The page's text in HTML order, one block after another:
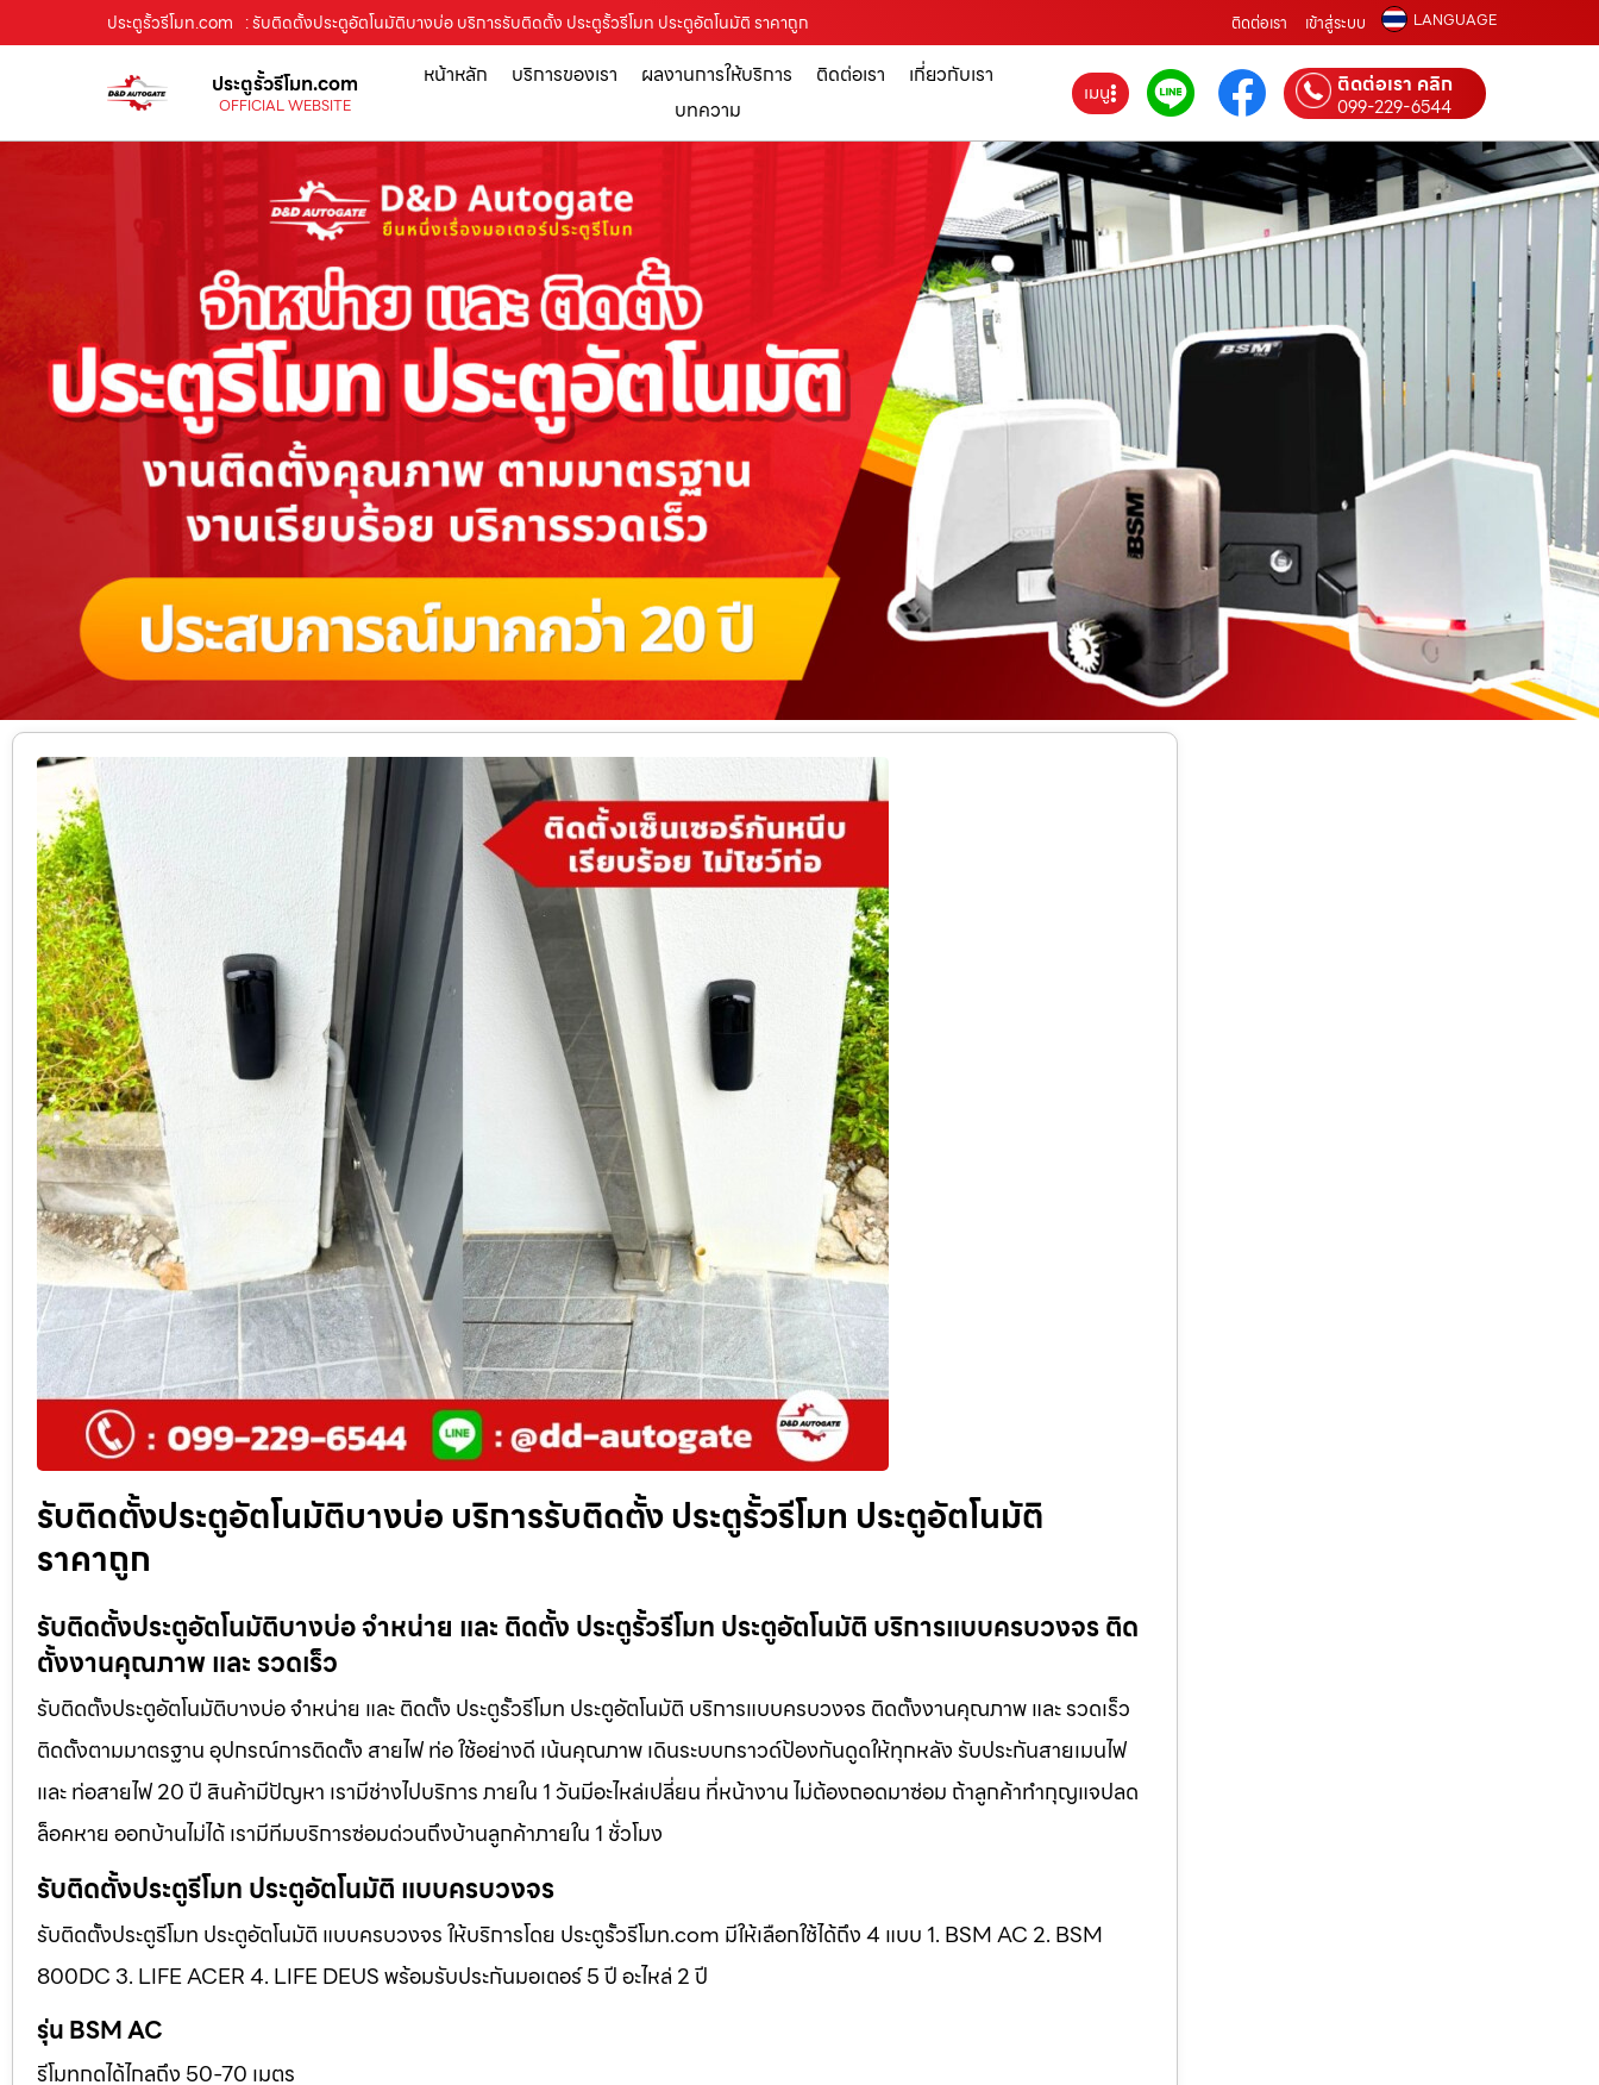
ประตูรั้วรีโมท.com : รับติดตั้งประตูอัตโนมัติบางบ่อ บริการรับติดตั้ง ประตูรั้วรีโมท ประตูอัตโนมัติ ราคาถูก ติดต่อเรา เข้าสู่ระบบ LANGUAGE
ประตูรั้วรีโมท.com
OFFICIAL WEBSITE
หน้าหลัก บริการของเรา ผลงานการให้บริการ ติดต่อเรา
เกี่ยวกับเรา
บทความ
เมนู ติดต่อเรา คลิก
099-229-6544
รับติดตั้งประตูอัตโนมัติบางบ่อ บริการรับติดตั้ง ประตูรั้วรีโมท ประตูอัตโนมัติ
ราคาถูก
รับติดตั้งประตูอัตโนมัติบางบ่อ จำหน่าย และ ติดตั้ง ประตูรั้วรีโมท ประตูอัตโนมัติ บริการแบบครบวงจร ติด
ตั้งงานคุณภาพ และ รวดเร็ว
รับติดตั้งประตูอัตโนมัติบางบ่อ จำหน่าย และ ติดตั้ง ประตูรั้วรีโมท ประตูอัตโนมัติ บริการแบบครบวงจร ติดตั้งงานคุณภาพ และ รวดเร็ว
ติดตั้งตามมาตรฐาน อุปกรณ์การติดตั้ง สายไฟ ท่อ ใช้อย่างดี เน้นคุณภาพ เดินระบบกราวด์ป้องกันดูดให้ทุกหลัง รับประกันสายเมนไฟ
และ ท่อสายไฟ 20 ปี สินค้ามีปัญหา เรามีช่างไปบริการ ภายใน 1 วันมีอะไหล่เปลี่ยน ที่หน้างาน ไม่ต้องถอดมาซ่อม ถ้าลูกค้าทำกุญแจปลด
ล็อคหาย ออกบ้านไม่ได้ เรามีทีมบริการซ่อมด่วนถึงบ้านลูกค้าภายใน 1 ชั่วโมง
รับติดตั้งประตูรีโมท ประตูอัตโนมัติ แบบครบวงจร
รับติดตั้งประตูรีโมท ประตูอัตโนมัติ แบบครบวงจร ให้บริการโดย ประตูรั้วรีโมท.com มีให้เลือกใช้ได้ถึง 4 แบบ 1. BSM AC 2. BSM
800DC 3. LIFE ACER 4. LIFE DEUS พร้อมรับประกันมอเตอร์ 5 ปี อะไหล่ 2 ปี
รุ่น BSM AC
รีโมทกดได้ไกลถึง 50-70 เมตร